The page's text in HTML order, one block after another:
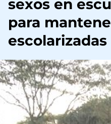
sexos en
para
escolarizadas